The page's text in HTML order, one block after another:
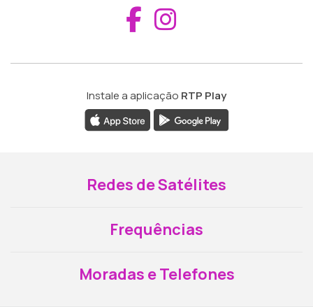
Aceder ao
Instale a aplicação RTP Play
Redes de Satélites
Frequências
Moradas e Telefones